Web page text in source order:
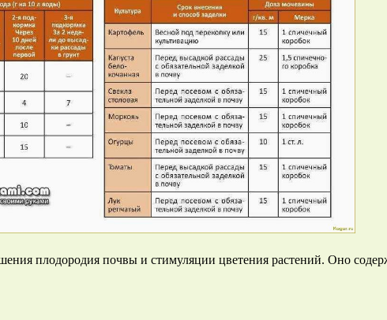
плодородия почвы и стимуляции цветения растений. Оно